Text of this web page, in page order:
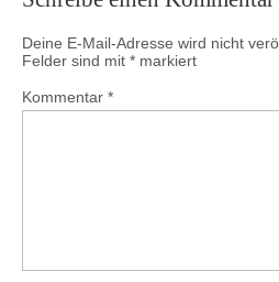
Deine E-Mail-Adresse wird nicht
Felder sind mit * markiert
Kommentar *